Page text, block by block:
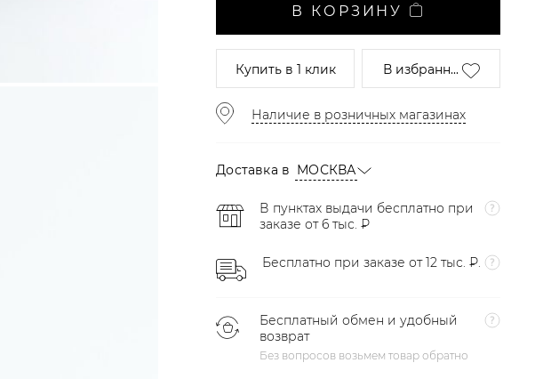
В КОРЗИНУ
Купитьв 1 клик В избранн...
Наличие в розничных магазинах
Доставка в МОСКВА
В пунктах выдачи бесплатно при
заказе от 6 тыс. ₽
Бесплатно при заказе от 12 тыс. ₽.
Бесплатный обмен и удобный
возврат
Без вопросов возьмем товар обратно